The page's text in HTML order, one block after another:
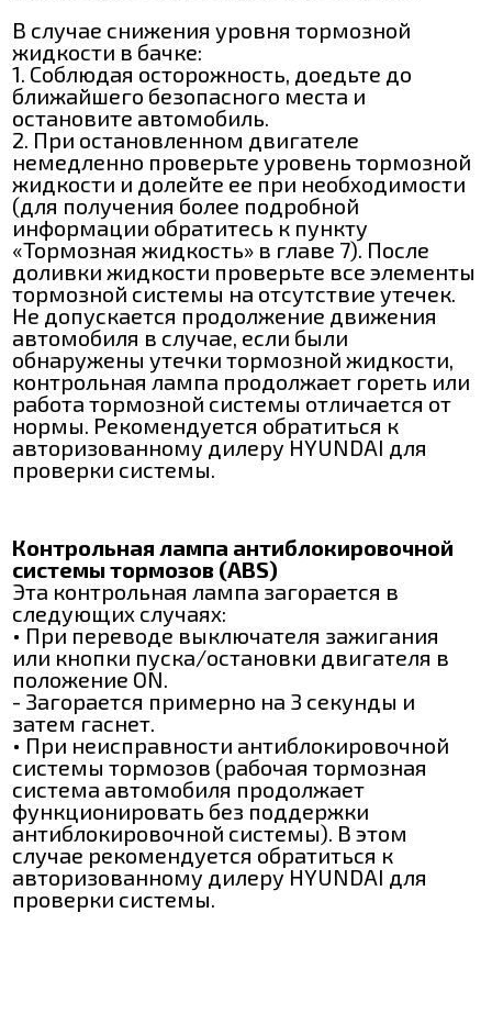
В случае снижения уровня тормозной
жидкости в бачке:
1. Соблюдая осторожность, доедьте до
ближайшего безопасного места и
остановите автомобиль.
2. При остановленном двигателе
немедленно проверьте уровень тормозной
жидкости и долейте ее при необходимости
(для получения более подробной
информации обратитесь к пункту
«Тормозная жидкость» в главе 7). После
доливки жидкости проверьте все элементы
тормозной системы на отсутствие утечек.
Не допускается продолжение движения
автомобиля в случае, если были
обнаружены утечки тормозной жидкости,
контрольная лампа продолжает гореть или
работа тормозной системы отличается от
нормы. Рекомендуется обратиться к
авторизованному дилеру HYUNDAI для
проверки системы.
Контрольная лампа антиблокировочной
системы тормозов (ABS)
Эта контрольная лампа загорается в
следующих случаях:
• При переводе выключателя зажигания
или кнопки пуска/остановки двигателя в
положение ON.
- Загорается примерно на 3 секунды и
затем гаснет.
• При неисправности антиблокировочной
системы тормозов (рабочая тормозная
система автомобиля продолжает
функционировать без поддержки
антиблокировочной системы). В этом
случае рекомендуется обратиться к
авторизованному дилеру HYUNDAI для
проверки системы.